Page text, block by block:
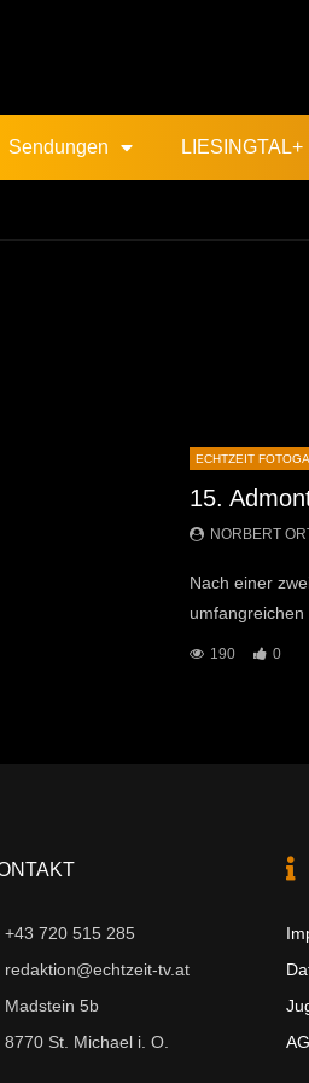
Sendungen LIESINGTAL+
ECHTZEIT
15.
NORBERT
Nach einer
umfangreichen
190 0
+43 720 515 285
redaktion@echtzeit-tv.at
Madstein 5b
8770 St. Michael i. O.